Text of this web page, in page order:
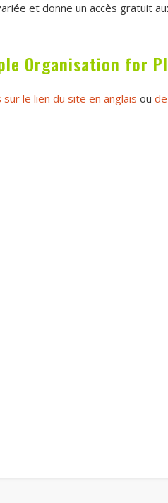
et donne un accès gratuit
Organisation for
le lien du site en anglais ou